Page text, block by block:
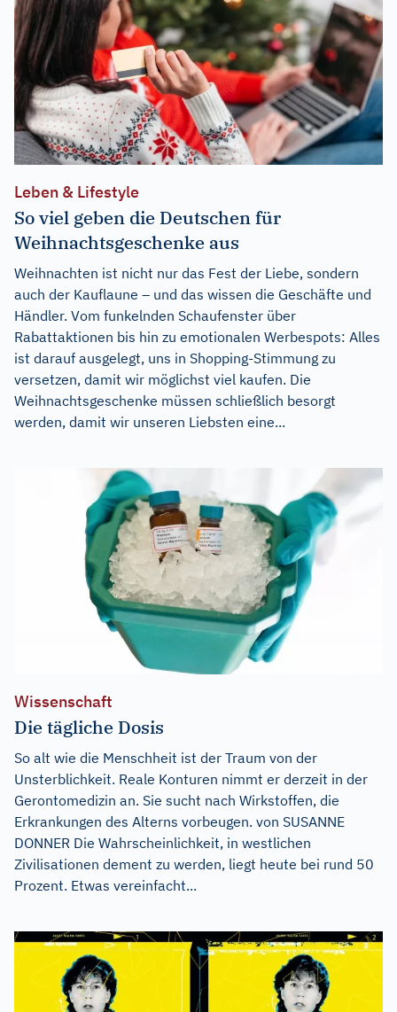
Leben & Lifestyle
So viel geben die Deutschen für
Weihnachtsgeschenke aus
Weihnachten ist nicht nur das Fest der Liebe, sondern
auch der Kauflaune – und das wissen die Geschäfte und
Händler. Vom funkelnden Schaufenster über
Rabattaktionen bis hin zu emotionalen Werbespots: Alles
ist darauf ausgelegt, uns in Shopping-Stimmung zu
versetzen, damit wir möglichst viel kaufen. Die
Weihnachtsgeschenke müssen schließlich besorgt
werden, damit wir unseren Liebsten eine...
Wissenschaft
Die tägliche Dosis
So alt wie die Menschheit ist der Traum von der
Unsterblichkeit. Reale Konturen nimmt er derzeit in der
Gerontomedizin an. Sie sucht nach Wirkstoffen, die
Erkrankungen des Alterns vorbeugen. von SUSANNE
DONNER Die Wahrscheinlichkeit, in westlichen
Zivilisationen dement zu werden, liegt heute bei rund 50
Prozent. Etwas vereinfacht...